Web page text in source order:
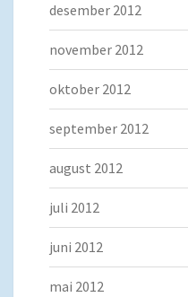
desember 2012
november 2012
oktober 2012
september 2012
august 2012
juli 2012
juni 2012
mai 2012